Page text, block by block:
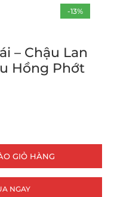
-13%
– Chậu Lan
Hồng Phớt
GIỎ HÀNG
NGAY